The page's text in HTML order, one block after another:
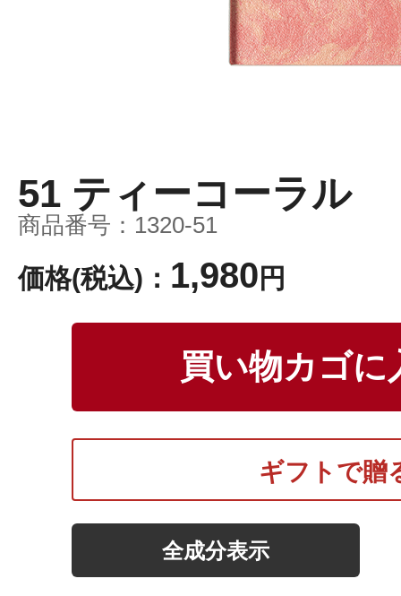
スキンクリア
クレンズオイル
ボディケア
スキンケア
メイクアップ
51 ティーコーラル
商品番号： 1320-51
価格(税込)： 1,980 円
買い物カゴに
ギフトで贈
全成分表示